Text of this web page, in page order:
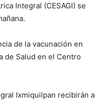
Integral (CESAGI) se
de la vacunación en
de Salud en el Centro
Ixmiquilpan recibirán a